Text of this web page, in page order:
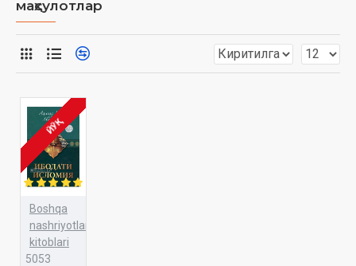
маҳсулотлар
ЙЎҚ
Boshqa
nashriyotlar
kitoblari
5053